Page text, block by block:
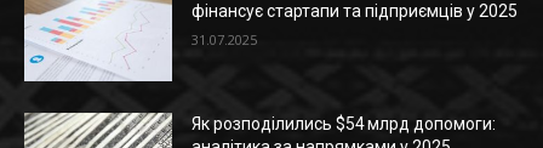
фінансує стартапи та підприємців у 2025
31.07.2025
Як розподілились $54 млрд допомоги: